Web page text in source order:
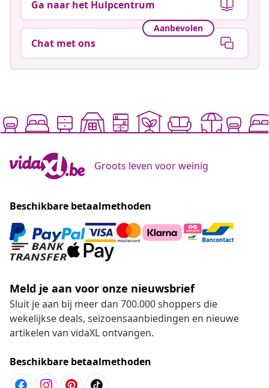
Ga naar het Hulpcentrum
Aanbevolen
Chat met ons
Groots leven voor weinig
Beschikbare betaalmethoden
Meld je aan voor onze nieuwsbrief
Sluit je aan bij meer dan 700.000 shoppers die
wekelijkse deals, seizoensaanbiedingen en nieuwe
artikelen van vidaXL ontvangen.
Beschikbare betaalmethoden